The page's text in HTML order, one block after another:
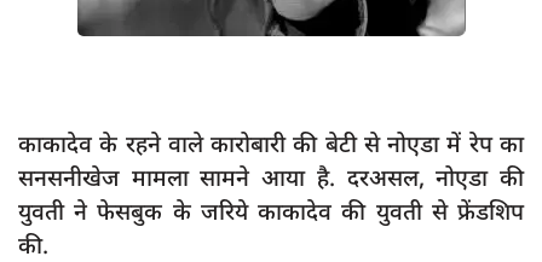
राजनीति
साक्षात्कार
सामाजिक
खेल
काकादेव के रहने वाले कारोबारी की बेटी से नोएडा में रेप का
सनसनीखेज मामला सामने आया है. दरअसल, नोएडा की
युवती ने फेसबुक के जरिये काकादेव की युवती से फ्रेंडशिप
की.